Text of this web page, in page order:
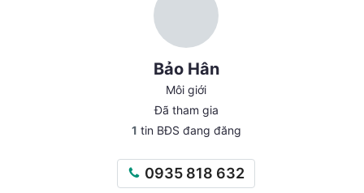
Bảo Hân
Môi giới
Đã tham gia
1 tin BĐS đang đăng
0935 818 632